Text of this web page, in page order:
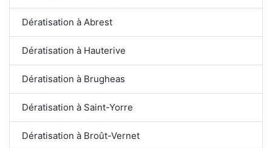
Dératisation à Abrest
Dératisation à Hauterive
Dératisation à Brugheas
Dératisation à Saint-Yorre
Dératisation à Broût-Vernet